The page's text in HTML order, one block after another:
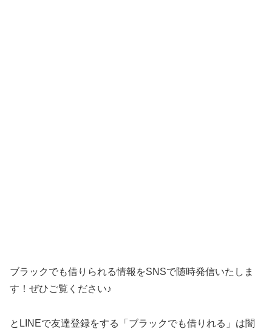
ブラックでも借りられる情報をSNSで随時発信いたしま
す！ぜひご覧ください♪
とLINEで友達登録をする「ブラックでも借りれる」は闇